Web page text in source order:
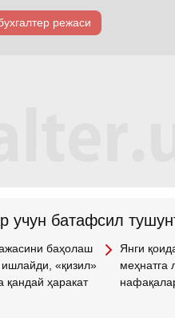
режаси
учун батафсил
баҳолаш
«қизил»
ҳаракат
Янги
меҳнатга